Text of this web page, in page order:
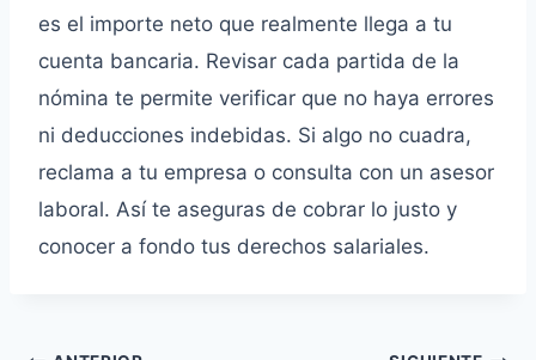
es el importe neto que realmente llega a tu
cuenta bancaria. Revisar cada partida de la
nómina te permite verificar que no haya errores
ni deducciones indebidas. Si algo no cuadra,
reclama a tu empresa o consulta con un asesor
laboral. Así te aseguras de cobrar lo justo y
conocer a fondo tus derechos salariales.